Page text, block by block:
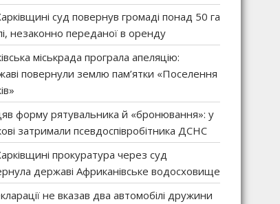
суд повернув громаді понад 50 га
незаконно переданої в оренду
міськрада програла апеляцію:
повернули землю пам’ятки «Поселення
форму рятувальника й «бронювання»: у
затримали псевдоспівробітника ДСНС
прокуратура через суд
державі Африканівське водосховище
не вказав два автомобілі дружини